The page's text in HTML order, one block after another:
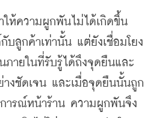
ห้ความผูกพันไม่ได้เกิดขึ้น
บลูกค้าเท่านั้น แต่ยังเชื่อมโยง
ภายในที่รับรู้ได้ถึงจุดยืนและ
างชัดเจน และเมื่อจุดยืนนั้นถูก
ารณ์หน้าร้าน ความผูกพันจึง